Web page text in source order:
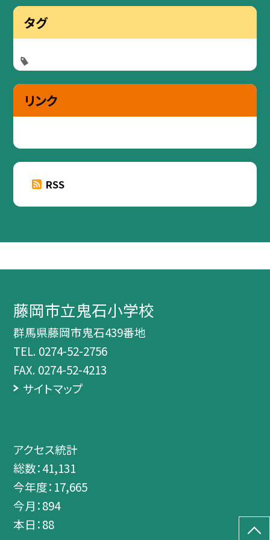
タグ
リンク
RSS
藤岡市立鬼石小学校
群馬県藤岡市鬼石439番地
TEL. 0274-52-2756
FAX. 0274-52-4213
サイトマップ
アクセス統計
総数：41,131
今年度： 17,665
今月：894
本日：88